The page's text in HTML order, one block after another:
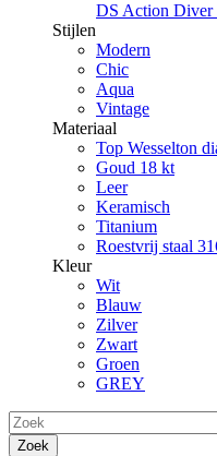
DS Action Diver
Stijlen
Modern
Chic
Aqua
Vintage
Materiaal
Top Wesselton
Goud 18 kt
Leer
Keramisch
Titanium
Roestvrij staal
Kleur
Wit
Blauw
Zilver
Zwart
Groen
GREY
Zoek